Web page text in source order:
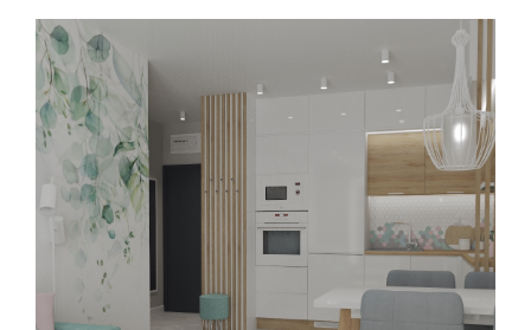
Kobiece klimaty – Mieszkanie
36m2 – Środą Wlkp.
#Mieszkalne